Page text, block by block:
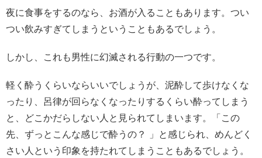
夜に食事をするのなら、お酒が入ることもあります。つい
つい飲みすぎてしまうということもあるでしょう。
しかし、これも男性に幻滅される行動の一つです。
軽く酔うくらいならいいでしょうが、泥酔して歩けなくな
ったり、呂律が回らなくなったりするくらい酔ってしまう
と、どこかだらしない人と見られてしまいます。「この
先、ずっとこんな感じで酔うの？ 」と感じられ、めんどく
さい人という印象を持たれてしまうこともあるでしょう。